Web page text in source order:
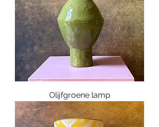
Olijfgroene lamp